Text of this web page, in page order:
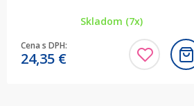
Skladom (7x)
Cena s DPH:
24,35 €